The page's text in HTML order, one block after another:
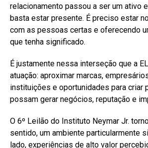
relacionamento passou a ser um ativo
basta estar presente. É preciso estar
com as pessoas certas e oferecendo
que tenha significado.
É justamente nessa interseção que a
atuação: aproximar marcas,
instituições e oportunidades para criar
possam gerar negócios, reputação e
O 6º Leilão do Instituto Neymar Jr.
sentido, um ambiente particularmente
lado, experiências de alto valor